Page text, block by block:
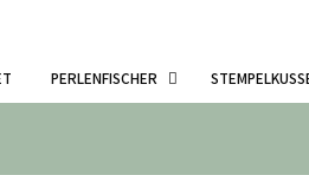
PERLENFISCHER